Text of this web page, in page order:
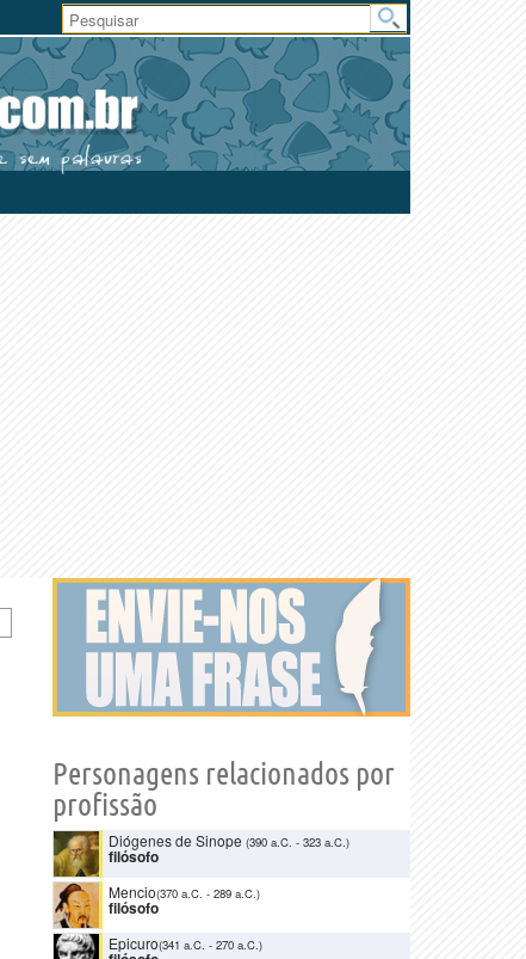
Área
do
Usuário
Personagens relacionados por
profissão
Diógenes de Sinope (390 a.C. - 323 a.C.)
filósofo
Mencio(370 a.C. - 289 a.C.)
filósofo
Epicuro(341 a.C. - 270 a.C.)